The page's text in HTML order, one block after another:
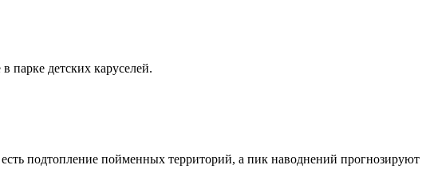
парке детских каруселей.
подтопление пойменных территорий, а пик наводнений прогнозируют